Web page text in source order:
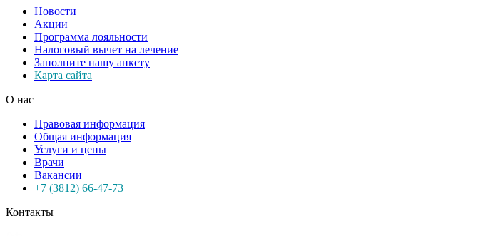
Новости
Акции
Программа лояльности
Налоговый вычет на лечение
Заполните нашу анкету
Карта сайта
О нас
Правовая информация
Общая информация
Услуги и цены
Врачи
Вакансии
+7 (3812) 66-47-73
Контакты